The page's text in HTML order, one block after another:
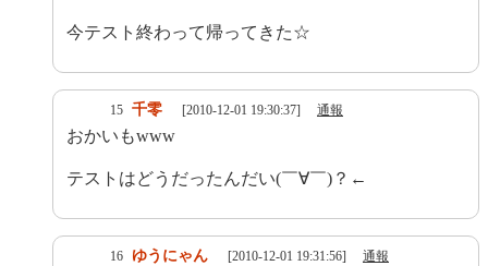
今テスト終わって帰ってきた☆
15 千零 [2010-12-01 19:30:37] 通報
おかいもwww
テストはどうだったんだい(￣∀￣)？←
16 ゆうにゃん [2010-12-01 19:31:56] 通報